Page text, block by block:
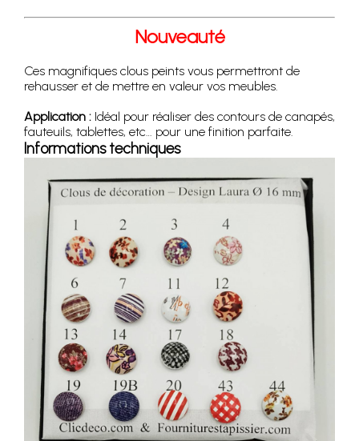
Nouveauté
Ces magnifiques clous peints vous permettront de
rehausser et de mettre en valeur vos meubles.
Application : Idéal pour réaliser des contours de canapés,
fauteuils, tablettes, etc… pour une finition parfaite.
Informations techniques